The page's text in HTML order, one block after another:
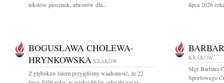
tekstów piosenek, utworów dla...
lipca 2026
BOGUSŁAWA CHOLEWA-
HRYNKOWSKA KRAKÓW
Z głębokim żalem przyjęliśmy wiadomość, że 22
KRAKÓW
Mgr Barbara
Sportowego